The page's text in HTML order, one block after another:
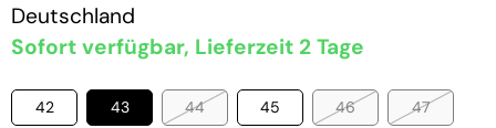
Deutschland
Sofort verfügbar, Lieferzeit 2 Tage
42 43 44 45 46 47